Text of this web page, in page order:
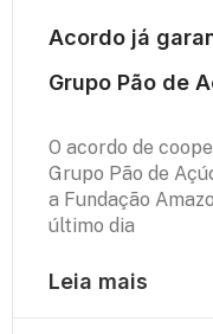
Acordo já
Grupo Pão de
O acordo de
Grupo Pão de
a Fundação
último dia
Leia mais